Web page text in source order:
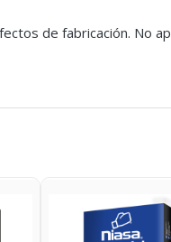
de fabricación. No